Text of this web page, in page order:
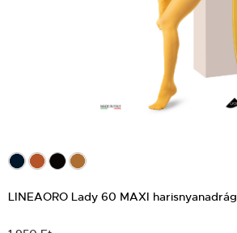
LINEAORO Lady 60 MAXI harisnyanadrág